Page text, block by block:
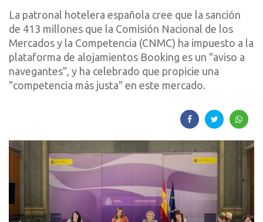
La patronal hotelera española cree que la sanción
de 413 millones que la Comisión Nacional de los
Mercados y la Competencia (CNMC) ha impuesto a la
plataforma de alojamientos Booking es un "aviso a
navegantes", y ha celebrado que propicie una
"competencia más justa" en este mercado.